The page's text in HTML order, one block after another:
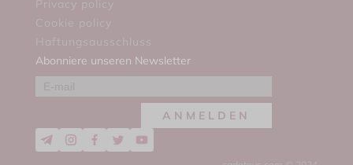
Privacy policy
Cookie policy
Haftungsausschluss
Abonniere unseren Newsletter
ANMELDEN